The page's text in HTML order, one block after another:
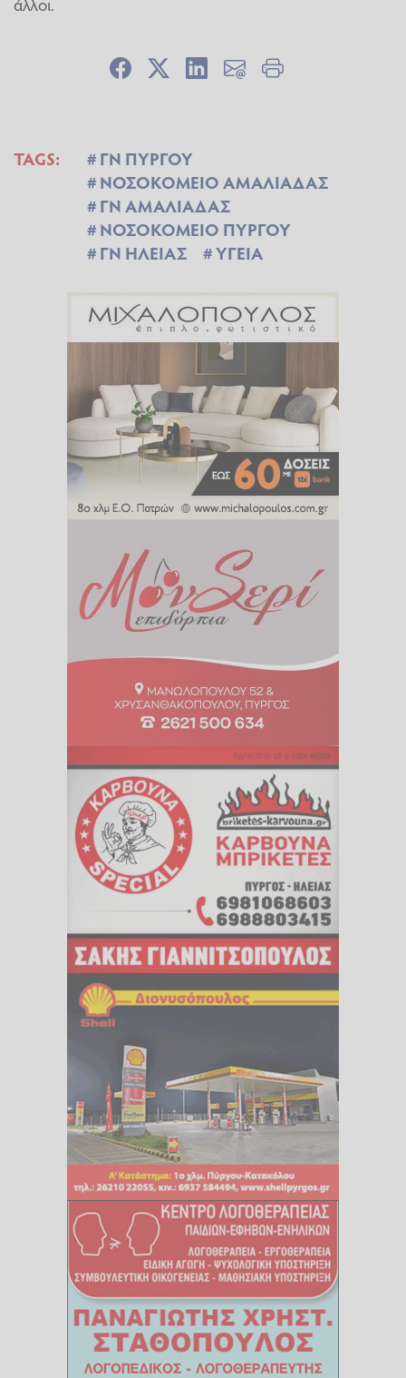
TAGS:
ΓΝ ΠΥΡΓΟΥ
ΝΟΣΟΚΟΜΕΙΟ ΑΜΑΛΙΑΔΑΣ
ΓΝ ΑΜΑΛΙΑΔΑΣ
ΝΟΣΟΚΟΜΕΙΟ ΠΥΡΓΟΥ
ΓΝ ΗΛΕΙΑΣ
ΥΓΕΙΑ